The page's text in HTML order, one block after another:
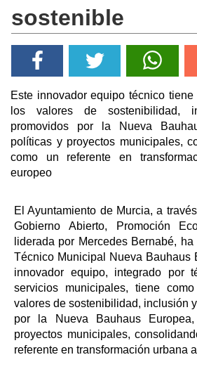
sostenible
Este innovador equipo técnico
los valores de sostenibilidad,
promovidos por la Nueva
políticas y proyectos municipales,
como un referente en
europeo
El Ayuntamiento de Murcia, a
Gobierno Abierto, Promoción
liderada por Mercedes Bernabé,
Técnico Municipal Nueva Bauhaus
innovador equipo, integrado por
servicios municipales, tiene
valores de sostenibilidad, inclusión
por la Nueva Bauhaus
proyectos municipales,
referente en transformación urbana